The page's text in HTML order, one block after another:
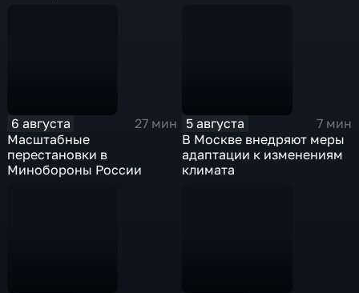
6 августа
27 мин
Масштабные
перестановки в
Минобороны России
5 августа
7 мин
В Москве внедряют меры
адаптации к изменениям
климата